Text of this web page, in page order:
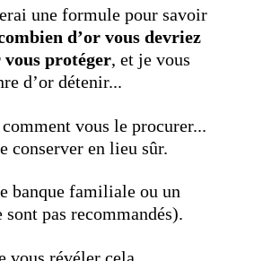
une formule pour savoir
d’or vous devriez
protéger, et je vous
d’or détenir...
vous le procurer...
conserver en lieu sûr.
banque familiale ou un
pas recommandés).